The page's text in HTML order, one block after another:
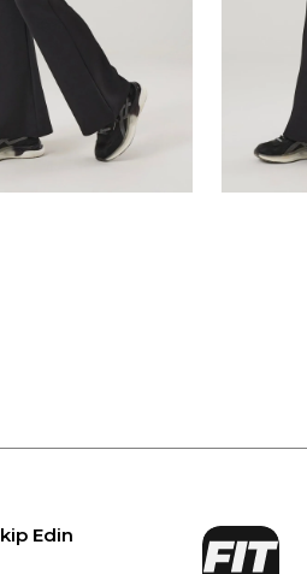
Edin